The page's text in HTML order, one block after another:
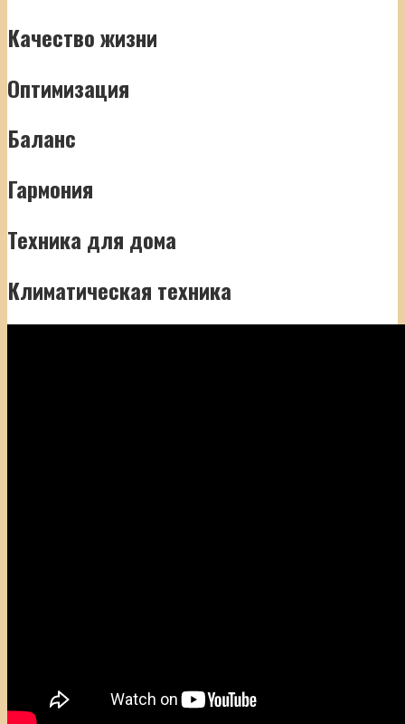
Качество жизни
Оптимизация
Баланс
Гармония
Техника для дома
Климатическая техника